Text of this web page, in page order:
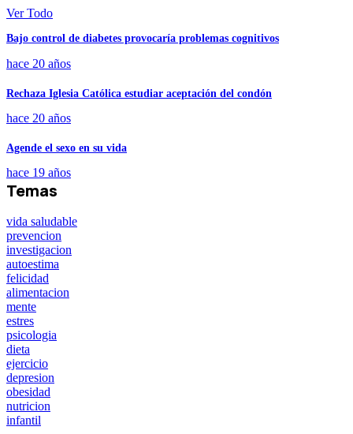
Ver Todo
Bajo control de diabetes provocaría problemas cognitivos
hace 20 años
Rechaza Iglesia Católica estudiar aceptación del condón
hace 20 años
Agende el sexo en su vida
hace 19 años
Temas
vida saludable
prevencion
investigacion
autoestima
felicidad
alimentacion
mente
estres
psicologia
dieta
ejercicio
depresion
obesidad
nutricion
infantil